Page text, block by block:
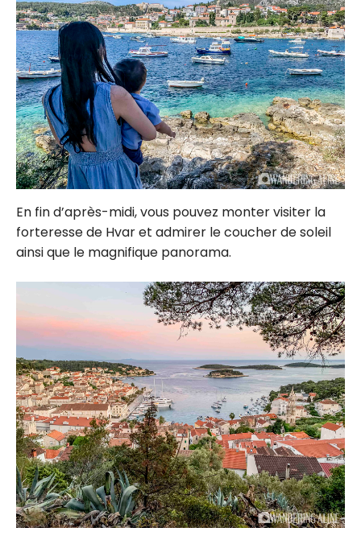
En fin d’après-midi, vous pouvez monter visiter la
forteresse de Hvar et admirer le coucher de soleil
ainsi que le magnifique panorama.